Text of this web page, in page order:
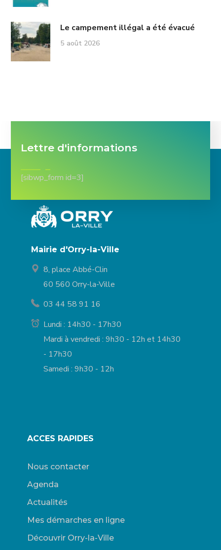
Le campement illégal a été évacué
5 août 2026
Lettre d'informations
[sibwp_form id=3]
Mairie d'Orry-la-Ville
8, place Abbé-Clin
60 560 Orry-la-Ville
03 44 58 91 16
Lundi : 14h30 - 17h30
Mardi à vendredi : 9h30 - 12h et 14h30
- 17h30
Samedi : 9h30 - 12h
ACCES RAPIDES
Nous contacter
Agenda
Actualités
Mes démarches en ligne
Découvrir Orry-la-Ville